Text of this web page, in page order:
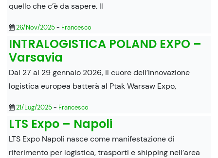
quello che c’è da sapere. Il
26/Nov/2025- Francesco
INTRALOGISTICA POLAND EXPO –
Varsavia
Dal 27 al 29 gennaio 2026, il cuore dell’innovazione
logistica europea batterà al Ptak Warsaw Expo,
21/Lug/2025- Francesco
LTS Expo – Napoli
LTS Expo Napoli nasce come manifestazione di
riferimento per logistica, trasporti e shipping nell’area